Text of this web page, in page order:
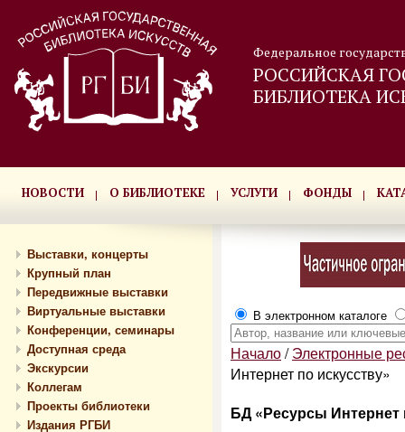
Федеральное
РОССИЙСКАЯ
БИБЛИОТЕКА
НОВОСТИ О БИБЛИОТЕКЕ УСЛУГИ ФОНДЫ
Выставки, концерты
Крупный план
Передвижные выставки
Виртуальные выставки
Конференции, семинары
Доступная среда
Экскурсии
Коллегам
Проекты библиотеки
Издания РГБИ
В электронном каталоге
Начало/ Электронные
Интернет по искусству»
БД «Ресурсы Интернет